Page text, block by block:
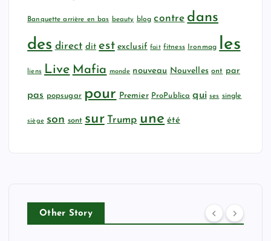
Banquette arrière en bas beauty blog contre dans
des direct dit est exclusif fait fitness Ironmag les
liens Live Mafia monde nouveau Nouvelles ont par
pas popsugar pour Premier ProPublica qui ses single
siège son sont sur Trump une été
Other Story